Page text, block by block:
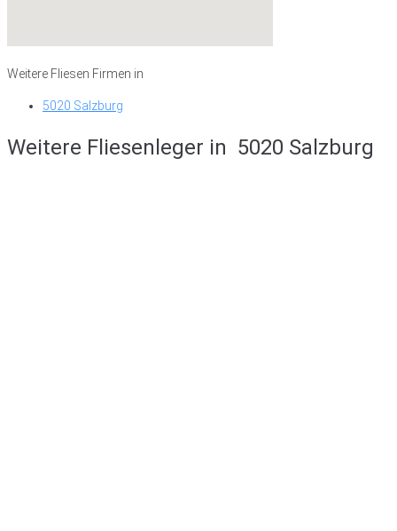
Weitere Fliesen Firmen in
5020 Salzburg
Weitere Fliesenleger in 5020 Salzburg